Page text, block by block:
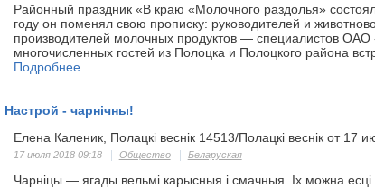
Районный праздник «В краю «Молочного раздолья»
году он поменял свою прописку: руководителей и
производителей молочных продуктов — специалистов
многочисленных гостей из Полоцка и Полоцкого района
Подробнее
Настрой - чарнічны!
Елена Каленик, Полацкі веснік 14513/Полацкі веснік от 17
17 июля 2018 09:18 Общество Беларуская
Чарніцы — ягады вельмі карысныя і смачныя. Іх можна есці